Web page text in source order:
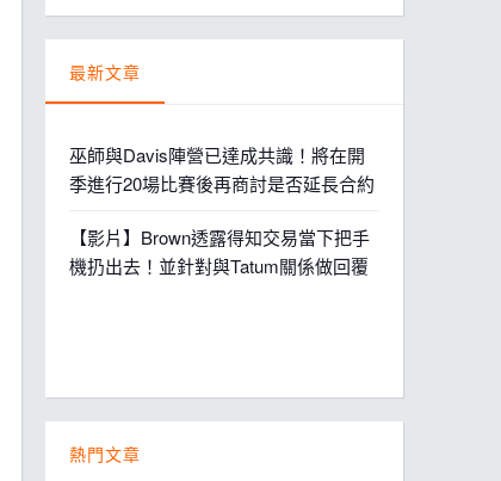
最新文章
巫師與Davis陣營已達成共識！將在開
季進行20場比賽後再商討是否延長合約
【影片】Brown透露得知交易當下把手
機扔出去！並針對與Tatum關係做回覆
熱門文章